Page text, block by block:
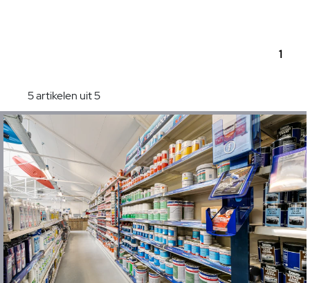
1
5 artikelen uit 5